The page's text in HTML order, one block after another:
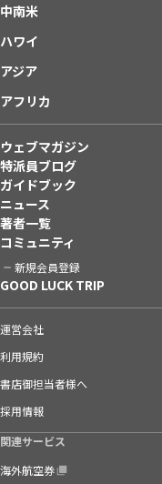
中南米
ハワイ
アジア
アフリカ
ウェブマガジン
特派員ブログ
ガイドブック
ニュース
著者一覧
コミュニティ
新規会員登録
GOOD LUCK TRIP
運営会社
利用規約
書店御担当者様へ
採用情報
関連サービス
海外航空券